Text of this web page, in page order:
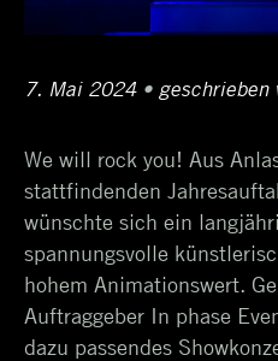
Posted
7. Mai 202415.
2024
• Author
geschrieben
We will rock you! Aus
stattfindenden
wünschte sich ein
spannungsvolle
hohem Animationswert.
Auftraggeber In phase
dazu passendes